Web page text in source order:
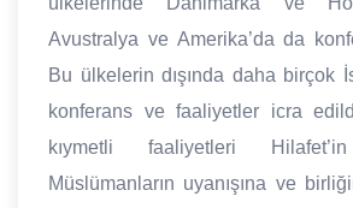
Avustralya ve Amerika’da da
Bu ülkelerin dışında daha birçok
konferans ve faaliyetler icra
kıymetli faaliyetleri Hilafet’in
Müslümanların uyanışına ve